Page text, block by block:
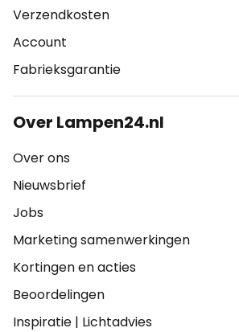
Verzendkosten
Account
Fabrieksgarantie
Over Lampen24.nl
Over ons
Nieuwsbrief
Jobs
Marketing samenwerkingen
Kortingen en acties
Beoordelingen
Inspiratie | Lichtadvies